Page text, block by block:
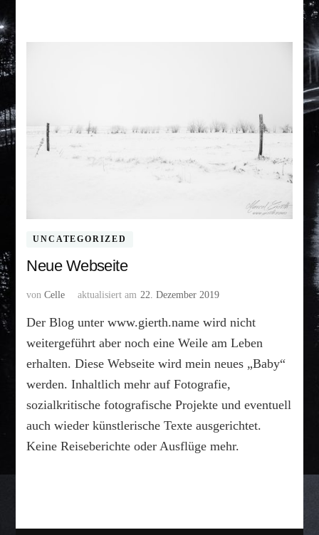
UNCATEGORIZED
Neue Webseite
vonCelle aktualisiert am 22. Dezember 2019
Der Blog unter www.gierth.name wird nicht
weitergeführt aber noch eine Weile am Leben
erhalten. Diese Webseite wird mein neues „Baby“
werden. Inhaltlich mehr auf Fotografie,
sozialkritische fotografische Projekte und eventuell
auch wieder künstlerische Texte ausgerichtet.
Keine Reiseberichte oder Ausflüge mehr.